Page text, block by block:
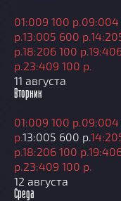
01:009 100 р. 09:004
р.13:005 600 р.14:20
р.18:206 100 р.19:40
р. 23:409 100 р.
11 августа
Вторник
01:009 100 р. 09:004
р.13:005 600 р.14:20
р.18:206 100 р.19:40
р. 23:409 100 р.
12 августа
Среда